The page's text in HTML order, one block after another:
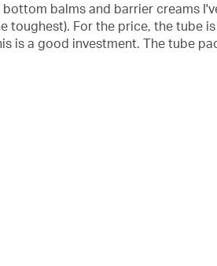
balms and barrier creams
toughest). For the price, the tube
is a good investment. The tube